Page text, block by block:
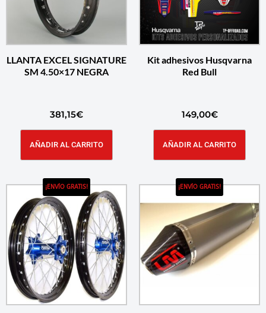
LLANTA EXCEL SIGNATURE
SM 4.50×17 NEGRA
381,15€
AÑADIR AL CARRITO
Kit adhesivos Husqvarna
Red Bull
149,00€
AÑADIR AL CARRITO
¡ENVÍO GRATIS! ¡ENVÍO GRATIS!